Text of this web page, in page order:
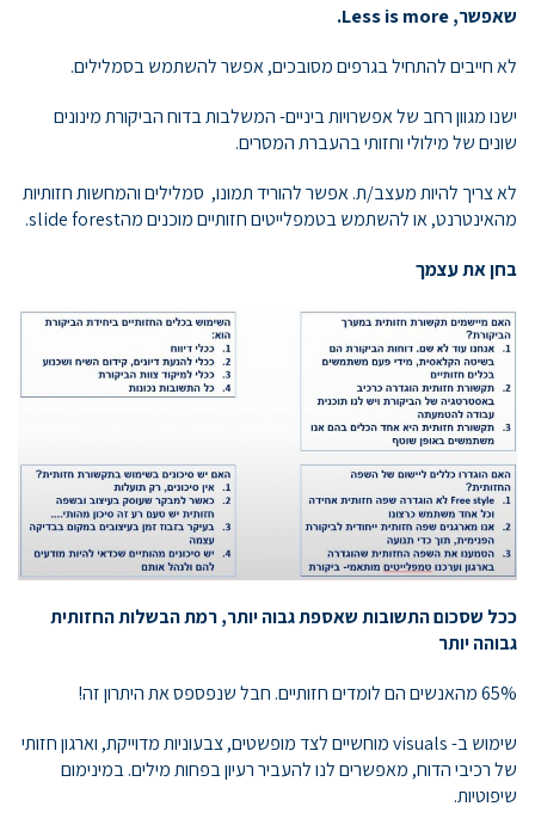
שאפשר,Less is more
.
לא חייבים להתחיל בגרפים מסובכים, אפשר להשתמש בסמלילים.
ישנו מגוון רחב של אפשרויות ביניים- המשלבות בדוח הביקורת מינונים
שונים של מילולי וחזותי בהעברת המסרים.
לא צריך להיות מעצב/ת. אפשר להוריד תמונו, סמלילים והמחשות חזותיות
מהאינטרנט, או להשתמש בטמפלייטים חזותיים מוכנים מהslide forest.
בחן את עצמך
ככל שסכום התשובות שאספת גבוה יותר,רמת הבשלות החזותית
גבוהה יותר
65% מהאנשים הם לומדים חזותיים. חבל שנפספס את היתרון זה!
שימוש ב- visuals מוחשיים לצד מופשטים, צבעוניות מדוייקת, וארגון חזותי
של רכיבי הדוח, מאפשרים לנו להעביר רעיון בפחות מילים. במינימום
שיפוטיות.